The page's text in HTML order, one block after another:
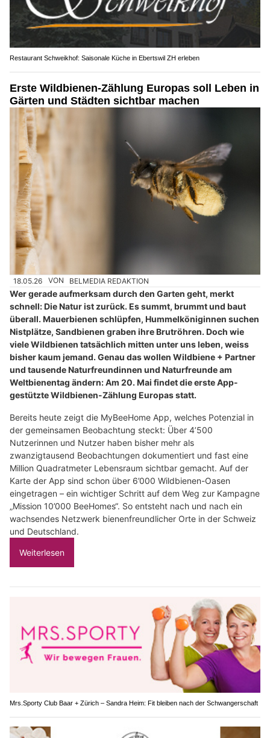
Restaurant Schweikhof: Saisonale Küche in Ebertswil ZH erleben
Erste Wildbienen-Zählung Europas soll Leben in
Gärten und Städten sichtbar machen
18.05.26 VON BELMEDIA REDAKTION
Wer gerade aufmerksam durch den Garten geht, merkt
schnell: Die Natur ist zurück. Es summt, brummt und baut
überall. Mauerbienen schlüpfen, Hummelköniginnen suchen
Nistplätze, Sandbienen graben ihre Brutröhren. Doch wie
viele Wildbienen tatsächlich mitten unter uns leben, weiss
bisher kaum jemand. Genau das wollen Wildbiene + Partner
und tausende Naturfreundinnen und Naturfreunde am
Weltbienentag ändern: Am 20. Mai findet die erste App-
gestützte Wildbienen-Zählung Europas statt.
Bereits heute zeigt die MyBeeHome App, welches Potenzial in
der gemeinsamen Beobachtung steckt: Über 4’500
Nutzerinnen und Nutzer haben bisher mehr als
zwanzigtausend Beobachtungen dokumentiert und fast eine
Million Quadratmeter Lebensraum sichtbar gemacht. Auf der
Karte der App sind schon über 6’000 Wildbienen-Oasen
eingetragen – ein wichtiger Schritt auf dem Weg zur Kampagne
„Mission 10’000 BeeHomes“. So entsteht nach und nach ein
wachsendes Netzwerk bienenfreundlicher Orte in der Schweiz
und Deutschland.
Weiterlesen
Mrs.Sporty Club Baar + Zürich – Sandra Heim: Fit bleiben nach der Schwangerschaft